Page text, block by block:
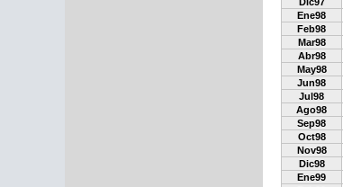
Ene98
Feb98
Mar98
Abr98
May98
Jun98
Jul98
Ago98
Sep98
Oct98
Nov98
Dic98
Ene99